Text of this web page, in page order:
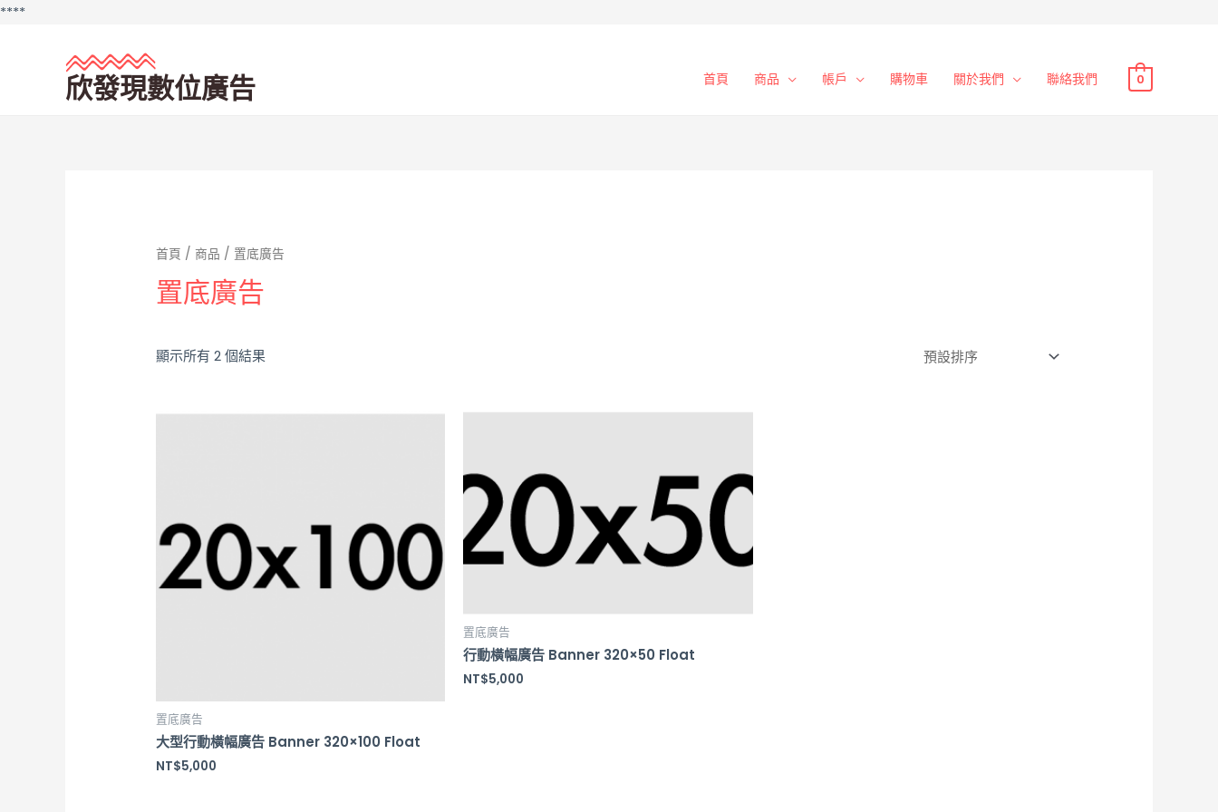
****
content
欣發現數位廣告 首頁 商品 帳戶 購物車 關於我們 聯絡我們 0
首頁 / 商品 / 置底廣告
置底廣告
顯示所有 2 個結果
置底廣告
大型行動橫幅廣告 Banner 320×100 Float
NT$5,000
置底廣告
行動橫幅廣告 Banner 320×50 Float
NT$5,000